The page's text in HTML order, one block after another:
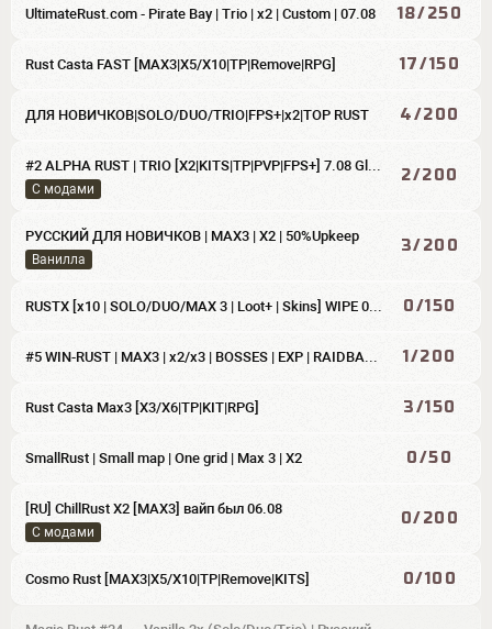
UltimateRust.com - Pirate Bay | Trio | x2 | Custom | 07.08 18/250
Rust Casta FAST [MAX3|X5/X10|TP|Remove|RPG] 17/150
ДЛЯ НОВИЧКОВ|SOLO/DUO/TRIO|FPS+|x2|TOP RUST 4/200
#2 ALPHA RUST | TRIO [X2|KITS|TP|PVP|FPS+] 7.08 Global Wipe
С модами
2/200
РУССКИЙ ДЛЯ НОВИЧКОВ | MAX3 | Х2 | 50%Upkeep
Ванилла
3/200
RUSTX [x10 | SOLO/DUO/MAX 3 | Loot+ | Skins] WIPE 08.08 0/150
#5 WIN-RUST | MAX3 | x2/x3 | BOSSES | EXP | RAIDBASES | SHOP 1/200
Rust Casta Max3 [X3/X6|TP|KIT|RPG] 3/150
SmallRust | Small map | One grid | Max 3 | X2 0/50
[RU] ChillRust X2 [MAX3] вайп был 06.08
С модами
0/200
Cosmo Rust [MAX3|X5/X10|TP|Remove|KITS] 0/100